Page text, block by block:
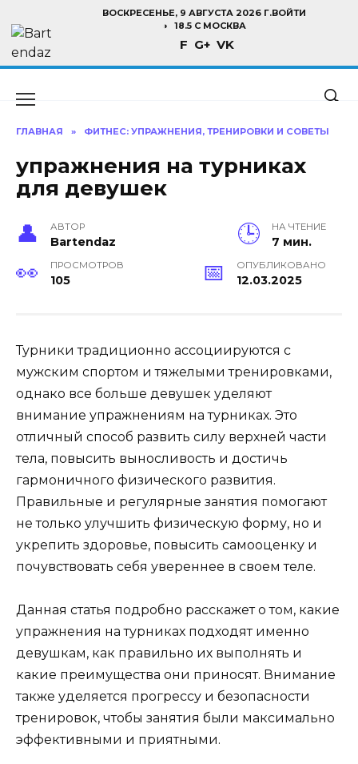
содержанию
ВОСКРЕСЕНЬЕ, 9 АВГУСТА 2026 Г.ВОЙТИ
18.5 C МОСКВА
F G+ VK
ГЛАВНАЯ » ФИТНЕС: УПРАЖНЕНИЯ, ТРЕНИРОВКИ И СОВЕТЫ
упражнения на турниках
для девушек
АВТОР
Bartendaz
НА ЧТЕНИЕ
7 мин.
ПРОСМОТРОВ
105
ОПУБЛИКОВАНО
12.03.2025
Турники традиционно ассоциируются с
мужским спортом и тяжелыми тренировками,
однако все больше девушек уделяют
внимание упражнениям на турниках. Это
отличный способ развить силу верхней части
тела, повысить выносливость и достичь
гармоничного физического развития.
Правильные и регулярные занятия помогают
не только улучшить физическую форму, но и
укрепить здоровье, повысить самооценку и
почувствовать себя увереннее в своем теле.
Данная статья подробно расскажет о том, какие
упражнения на турниках подходят именно
девушкам, как правильно их выполнять и
какие преимущества они приносят. Внимание
также уделяется прогрессу и безопасности
тренировок, чтобы занятия были максимально
эффективными и приятными.